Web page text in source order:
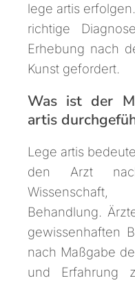
lege artis
richtige
Erhebung nach
Kunst gefordert.
Was ist der
artis
Lege artis
den Arzt
Behandlung.
gewissenhaften
nach Maßgabe
und Erfahrung